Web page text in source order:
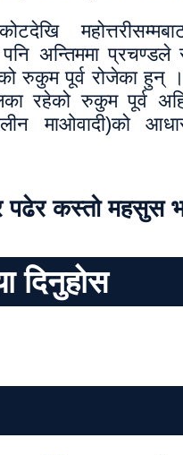
अन्तिममा प्रचण्डले
रुकुम पूर्व रोजेका हुन्
रहेको रुकुम पूर्व
माओवादी)को
पढेर कस्तो महसुस
दिनुहोस